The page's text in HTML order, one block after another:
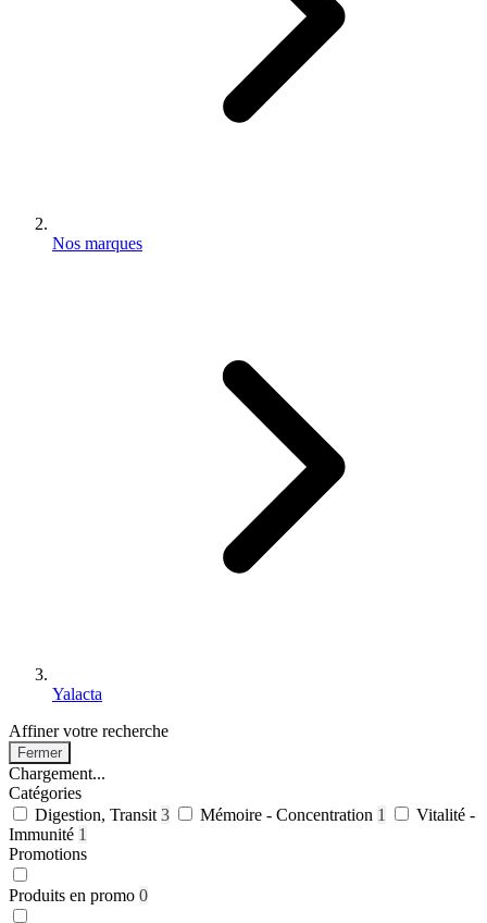
Nos marques
Yalacta
Affiner votre recherche
Fermer
Chargement...
Catégories
Digestion, Transit 3 Mémoire - Concentration 1
Vitalité -
Immunité 1
Promotions
Produits en promo 0